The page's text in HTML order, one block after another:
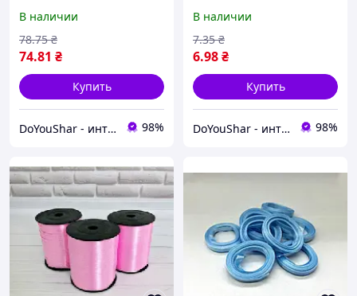
В наличии
74.81 ₴
78.75 ₴
Купить
DoYouShar - интернет-магазин товаров для праздника 98%
мм.
В наличии
6.98₴
7.35 ₴
Купить
DoYouShar - интернет-магазин товаров для праздника 98%